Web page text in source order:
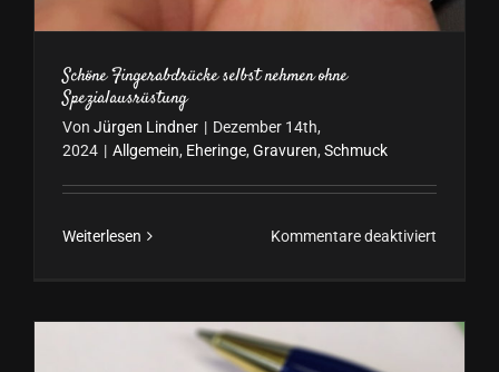
Schöne Fingerabdrücke selbst nehmen ohne
Spezialausrüstung
Von Jürgen Lindner | Dezember 14th,
2024 | Allgemein, Eheringe, Gravuren, Schmuck
Weiterlesen Kommentare deaktiviert
selbst